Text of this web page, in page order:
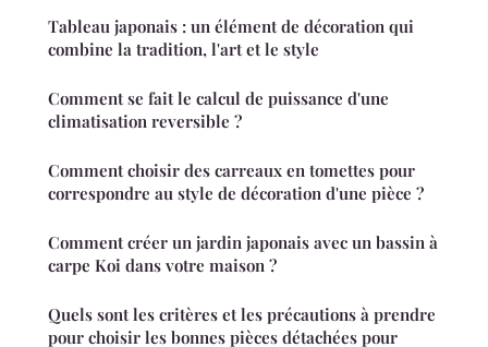
Tableau japonais : un élément de décoration qui
combine la tradition, l'art et le style
Comment se fait le calcul de puissance d'une
climatisation reversible ?
Comment choisir des carreaux en tomettes pour
correspondre au style de décoration d'une pièce ?
Comment créer un jardin japonais avec un bassin à
carpe Koi dans votre maison ?
Quels sont les critères et les précautions à prendre
pour choisir les bonnes pièces détachées pour